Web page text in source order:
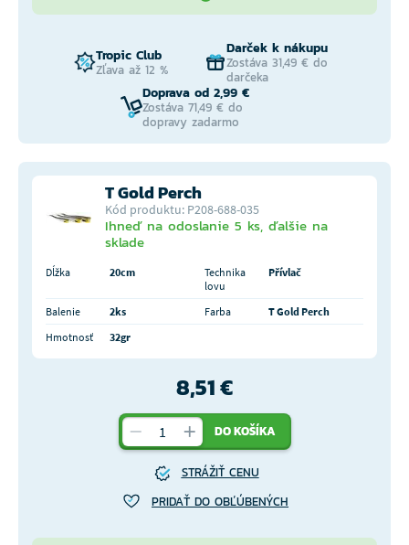
Tropic Club
Zľava až 12 %
Darček k nákupu
Zostáva 31,49 € do
darčeka
Doprava od 2,99 €
Zostáva 71,49 € do
dopravy zadarmo
T Gold Perch
Kód produktu: P208-688-035
Ihneď na odoslanie 5 ks, ďalšie na
sklade
Dĺžka 20cm
Technika
lovu
Přívlač
Balenie 2ks Farba
T Gold Perch
Hmotnosť
32gr
8,51 €
DO KOŠÍKA
STRÁŽIŤ CENU
PRIDAŤ DO OBĽÚBENÝCH